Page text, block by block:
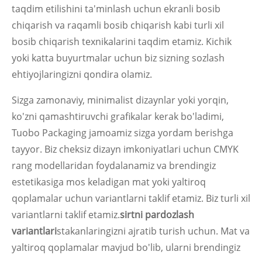
taqdim etilishini ta'minlash uchun ekranli bosib
chiqarish va raqamli bosib chiqarish kabi turli xil
bosib chiqarish texnikalarini taqdim etamiz. Kichik
yoki katta buyurtmalar uchun biz sizning sozlash
ehtiyojlaringizni qondira olamiz.
Sizga zamonaviy, minimalist dizaynlar yoki yorqin,
ko'zni qamashtiruvchi grafikalar kerak bo'ladimi,
Tuobo Packaging jamoamiz sizga yordam berishga
tayyor. Biz cheksiz dizayn imkoniyatlari uchun CMYK
rang modellaridan foydalanamiz va brendingiz
estetikasiga mos keladigan mat yoki yaltiroq
qoplamalar uchun variantlarni taklif etamiz. Biz turli xil
variantlarni taklif etamiz.sirtni pardozlash
variantlaristakanlaringizni ajratib turish uchun. Mat va
yaltiroq qoplamalar mavjud bo'lib, ularni brendingiz